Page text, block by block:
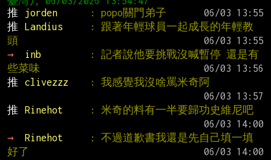
推
jorden : popo關門弟子
推
Landius
: 跟著年輕球員一起成長的年輕教
頭
→
inb
: 記者說他要挑戰沒喊暫停 還是有
些菜味
推
clivezzz
: 我感覺我沒啥罵米奇阿
推
Rinehot
: 米奇的料有一半要歸功史維尼吧
→
Rinehot
: 不過道歉書我還是先自己填一填
好了